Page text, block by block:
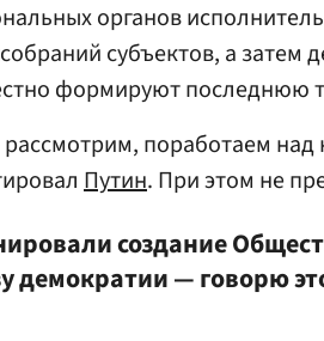
органов
субъектов, а затем
формируют последнюю
рассмотрим, поработаем
Путин. При этом не
создание
демократии — говорю